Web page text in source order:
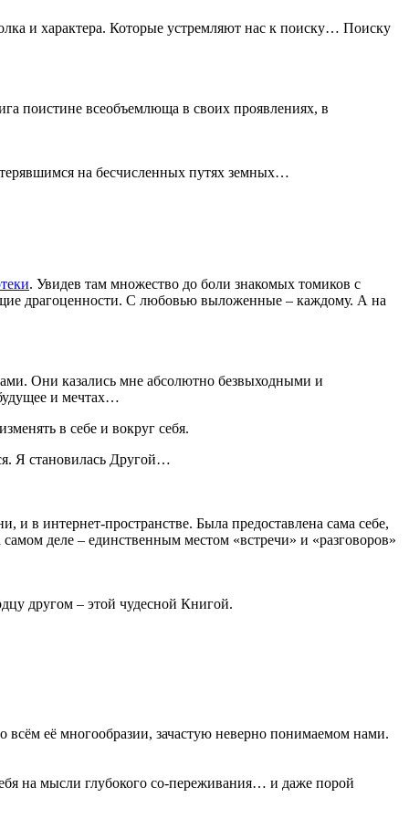
и характера. Которые устремляют нас к поиску… Поиску
поистине всеобъемлюща в своих проявлениях, в
на бесчисленных путях земных…
. Увидев там множество до боли знакомых томиков с
драгоценности. С любовью выложенные – каждому. А на
Они казались мне абсолютно безвыходными и
и мечтах…
в себе и вокруг себя.
Я становилась Другой…
в интернет-пространстве. Была предоставлена сама себе,
деле – единственным местом «встречи» и «разговоров»
другом – этой чудесной Книгой.
её многообразии, зачастую неверно понимаемом нами.
на мысли глубокого со-переживания… и даже порой